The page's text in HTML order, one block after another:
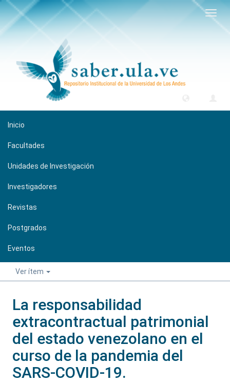
Inicio
Facultades
Unidades de Investigación
Investigadores
Revistas
Postgrados
Eventos
Ver ítem
La responsabilidad
extracontractual patrimonial
del estado venezolano en el
curso de la pandemia del
SARS-COVID-19.